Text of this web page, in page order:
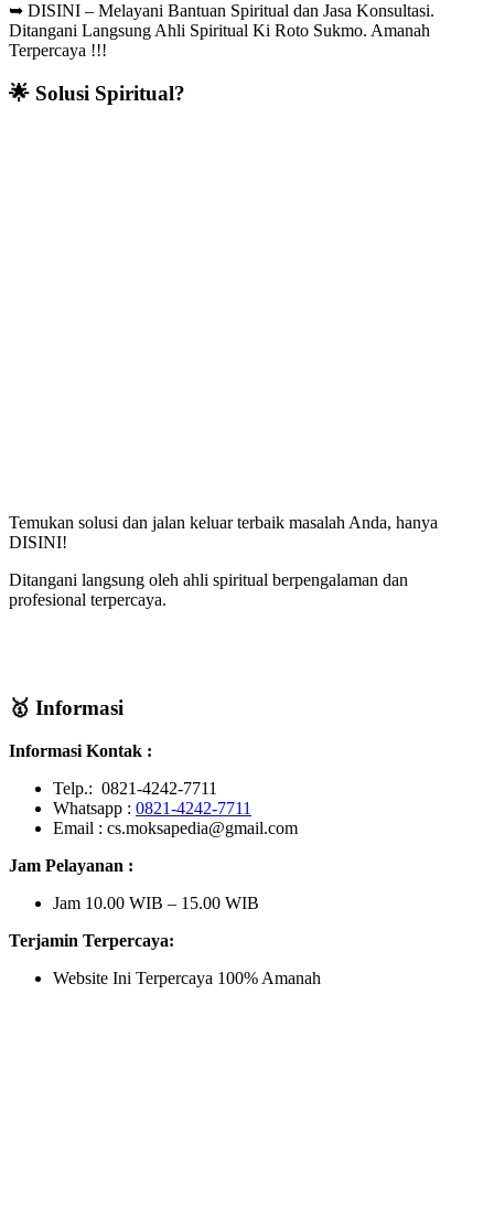
➥ DISINI – Melayani Bantuan Spiritual dan Jasa Konsultasi.
Ditangani Langsung Ahli Spiritual Ki Roto Sukmo. Amanah
Terpercaya !!!
🌟 Solusi Spiritual?
Temukan solusi dan jalan keluar terbaik masalah Anda, hanya
DISINI!
Ditangani langsung oleh ahli spiritual berpengalaman dan
profesional terpercaya.
🥇 Informasi
Informasi Kontak :
Telp.: 0821-4242-7711
Whatsapp : 0821-4242-7711
Email : cs.moksapedia@gmail.com
Jam Pelayanan :
Jam 10.00 WIB – 15.00 WIB
Terjamin Terpercaya:
Website Ini Terpercaya 100% Amanah